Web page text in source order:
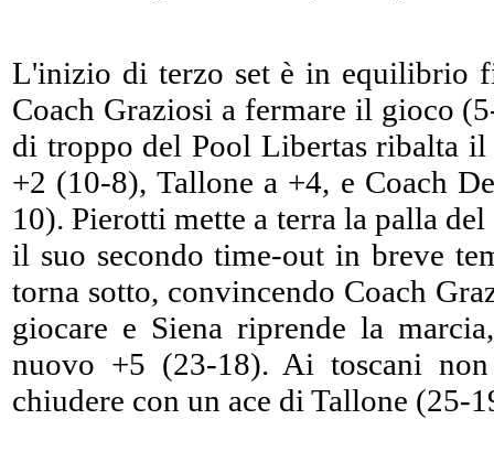
L'inizio di terzo set è in equilibrio
Coach Graziosi a fermare il gioco
di troppo del Pool Libertas ribalta
+2 (10-8), Tallone a +4, e Coach
10). Pierotti mette a terra la palla
il suo secondo time-out in breve
torna sotto, convincendo Coach
giocare e Siena riprende la
nuovo +5 (23-18). Ai toscani
chiudere con un ace di Tallone (25-